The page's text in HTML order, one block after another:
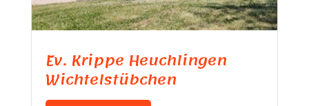
Ev. Krippe Heuchlingen
Wichtelstübchen